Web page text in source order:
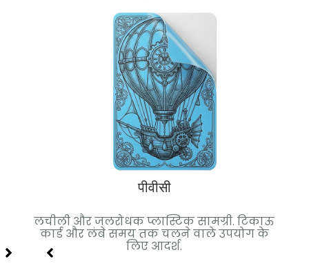
पीवीसी
लचीली और जलरोधक प्लास्टिक सामग्री. टिकाऊ
कार्ड और लंबे समय तक चलने वाले उपयोग के
लिए आदर्श.